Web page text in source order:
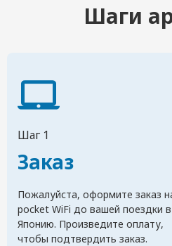
Шаги
Шаг 1
Заказ
Пожалуйста, оформите заказ
pocket WiFi до вашей поездки в
Японию. Произведите оплату,
чтобы подтвердить заказ.